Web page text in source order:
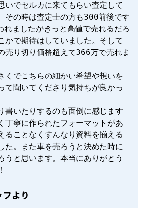
いでセルカに来てもらい査定して
その時は査定士の方も300前後です
ましたがきっと高値で売れるだろ
かで期待はしていました。そして
売り切り価格超えて366万で売れま
くでこちらの細かい希望や想いを
て聞いてくださり気持ちが良かっ
書いたりするのも面倒に感じます
丁寧に作られたフォーマットがあ
ることなくすんなり資料を揃える
た。また車を売ろうと決めた時に
うと思います。本当にありがとう
より